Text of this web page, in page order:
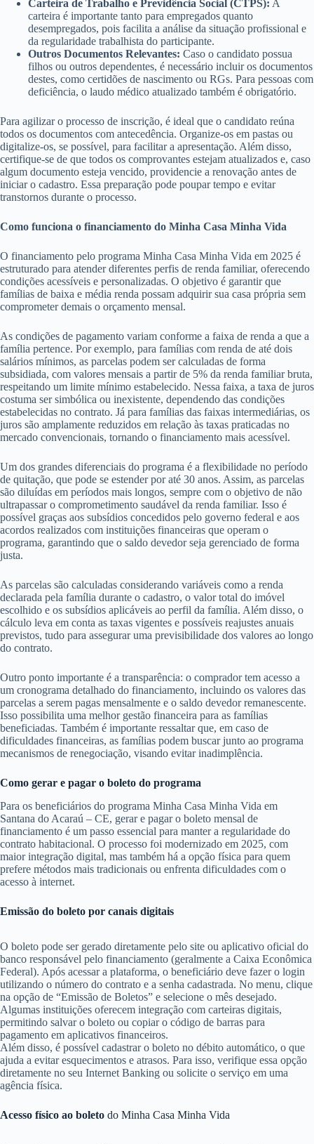
Carteira de Trabalho e Previdência Social (CTPS): A
carteira é importante tanto para empregados quanto
desempregados, pois facilita a análise da situação profissional e
da regularidade trabalhista do participante.
Outros Documentos Relevantes: Caso o candidato possua
filhos ou outros dependentes, é necessário incluir os documentos
destes, como certidões de nascimento ou RGs. Para pessoas com
deficiência, o laudo médico atualizado também é obrigatório.
Para agilizar o processo de inscrição, é ideal que o candidato reúna
todos os documentos com antecedência. Organize-os em pastas ou
digitalize-os, se possível, para facilitar a apresentação. Além disso,
certifique-se de que todos os comprovantes estejam atualizados e, caso
algum documento esteja vencido, providencie a renovação antes de
iniciar o cadastro. Essa preparação pode poupar tempo e evitar
transtornos durante o processo.
Como funciona o financiamento do Minha Casa Minha Vida
O financiamento pelo programa Minha Casa Minha Vida em 2025 é
estruturado para atender diferentes perfis de renda familiar, oferecendo
condições acessíveis e personalizadas. O objetivo é garantir que
famílias de baixa e média renda possam adquirir sua casa própria sem
comprometer demais o orçamento mensal.
As condições de pagamento variam conforme a faixa de renda a que a
família pertence. Por exemplo, para famílias com renda de até dois
salários mínimos, as parcelas podem ser calculadas de forma
subsidiada, com valores mensais a partir de 5% da renda familiar bruta,
respeitando um limite mínimo estabelecido. Nessa faixa, a taxa de juros
costuma ser simbólica ou inexistente, dependendo das condições
estabelecidas no contrato. Já para famílias das faixas intermediárias, os
juros são amplamente reduzidos em relação às taxas praticadas no
mercado convencionais, tornando o financiamento mais acessível.
Um dos grandes diferenciais do programa é a flexibilidade no período
de quitação, que pode se estender por até 30 anos. Assim, as parcelas
são diluídas em períodos mais longos, sempre com o objetivo de não
ultrapassar o comprometimento saudável da renda familiar. Isso é
possível graças aos subsídios concedidos pelo governo federal e aos
acordos realizados com instituições financeiras que operam o
programa, garantindo que o saldo devedor seja gerenciado de forma
justa.
As parcelas são calculadas considerando variáveis como a renda
declarada pela família durante o cadastro, o valor total do imóvel
escolhido e os subsídios aplicáveis ao perfil da família. Além disso, o
cálculo leva em conta as taxas vigentes e possíveis reajustes anuais
previstos, tudo para assegurar uma previsibilidade dos valores ao longo
do contrato.
Outro ponto importante é a transparência: o comprador tem acesso a
um cronograma detalhado do financiamento, incluindo os valores das
parcelas a serem pagas mensalmente e o saldo devedor remanescente.
Isso possibilita uma melhor gestão financeira para as famílias
beneficiadas. Também é importante ressaltar que, em caso de
dificuldades financeiras, as famílias podem buscar junto ao programa
mecanismos de renegociação, visando evitar inadimplência.
Como gerar e pagar o boleto do programa
Para os beneficiários do programa Minha Casa Minha Vida em
Santana do Acaraú – CE, gerar e pagar o boleto mensal de
financiamento é um passo essencial para manter a regularidade do
contrato habitacional. O processo foi modernizado em 2025, com
maior integração digital, mas também há a opção física para quem
prefere métodos mais tradicionais ou enfrenta dificuldades com o
acesso à internet.
Emissão do boleto por canais digitais
O boleto pode ser gerado diretamente pelo site ou aplicativo oficial do
banco responsável pelo financiamento (geralmente a Caixa Econômica
Federal). Após acessar a plataforma, o beneficiário deve fazer o login
utilizando o número do contrato e a senha cadastrada. No menu, clique
na opção de “Emissão de Boletos” e selecione o mês desejado.
Algumas instituições oferecem integração com carteiras digitais,
permitindo salvar o boleto ou copiar o código de barras para
pagamento em aplicativos financeiros.
Além disso, é possível cadastrar o boleto no débito automático, o que
ajuda a evitar esquecimentos e atrasos. Para isso, verifique essa opção
diretamente no seu Internet Banking ou solicite o serviço em uma
agência física.
Acesso físico ao boleto do Minha Casa Minha Vida